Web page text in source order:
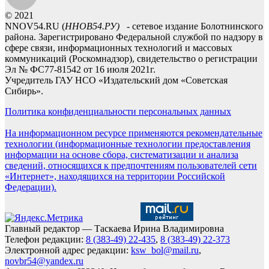
© 2021
NNOV54.RU (ННОВ54.РУ) - сетевое издание Болотнинского
района. Зарегистрировано Федеральной службой по надзору в
сфере связи, информационных технологий и массовых
коммуникаций (Роскомнадзор), свидетельство о регистрации
Эл № ФС77-81542 от 16 июля 2021г.
Учредитель ГАУ НСО «Издательский дом «Советская
Сибирь».
Политика конфиденциальности персональных данных
На информационном ресурсе применяются рекомендательные
технологии (информационные технологии предоставления
информации на основе сбора, систематизации и анализа
сведений, относящихся к предпочтениям пользователей сети
«Интернет», находящихся на территории Российской
Федерации).
Главный редактор — Таскаева Ирина Владимировна
Телефон редакции: 8 (383-49) 22-435, 8 (383-49) 22-373
Электронной адрес редакции: ksw_bol@mail.ru,
novbr54@yandex.ru